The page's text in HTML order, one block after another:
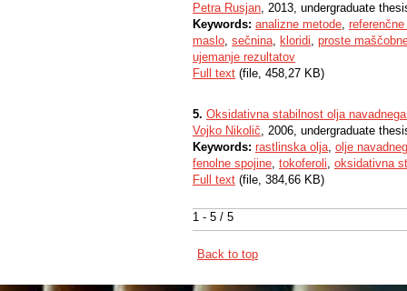
1 - 5 / 5
Petra Rusjan, 2013, undergraduate
Keywords: analizne metode,
maslo, sečnina, kloridi, proste
ujemanje rezultatov
Full text (file, 458,27 KB)
5. Oksidativna stabilnost olja
Vojko Nikolič, 2006, undergraduate
Keywords: rastlinska olja, olje
fenolne spojine, tokoferoli, oksidativna
Full text (file, 384,66 KB)
Back to top